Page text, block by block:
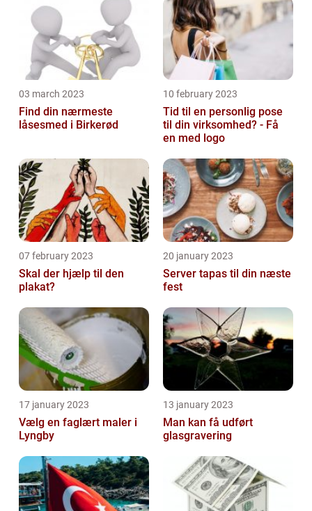
03 march 2023
Find din nærmeste
låsesmed i Birkerød
10 february 2023
Tid til en personlig pose
til din virksomhed? - Få
en med logo
07 february 2023
Skal der hjælp til den
plakat?
20 january 2023
Server tapas til din næste
fest
17 january 2023
Vælg en faglært maler i
Lyngby
13 january 2023
Man kan få udført
glasgravering